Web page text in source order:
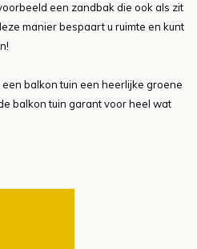
een zandbak die ook als zit
manier bespaart u ruimte en kunt
balkon tuin een heerlijke groene
balkon tuin garant voor heel wat